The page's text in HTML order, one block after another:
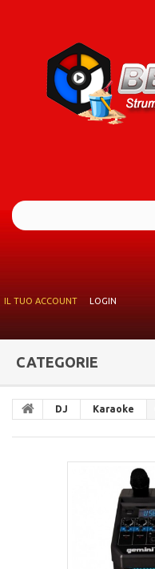
IL TUO ACCOUNT
LOGIN
CATEGORIE
DJ Karaoke